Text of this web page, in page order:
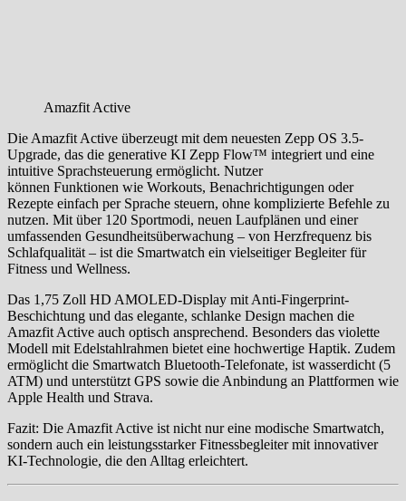
Amazfit Active
Die Amazfit Active überzeugt mit dem neuesten Zepp OS 3.5-
Upgrade, das die generative KI Zepp Flow™ integriert und eine
intuitive Sprachsteuerung ermöglicht. Nutzer
können Funktionen wie Workouts, Benachrichtigungen oder
Rezepte einfach per Sprache steuern, ohne komplizierte Befehle zu
nutzen. Mit über 120 Sportmodi, neuen Laufplänen und einer
umfassenden Gesundheitsüberwachung – von Herzfrequenz bis
Schlafqualität – ist die Smartwatch ein vielseitiger Begleiter für
Fitness und Wellness.
Das 1,75 Zoll HD AMOLED-Display mit Anti-Fingerprint-
Beschichtung und das elegante, schlanke Design machen die
Amazfit Active auch optisch ansprechend. Besonders das violette
Modell mit Edelstahlrahmen bietet eine hochwertige Haptik. Zudem
ermöglicht die Smartwatch Bluetooth-Telefonate, ist wasserdicht (5
ATM) und unterstützt GPS sowie die Anbindung an Plattformen wie
Apple Health und Strava.
Fazit: Die Amazfit Active ist nicht nur eine modische Smartwatch,
sondern auch ein leistungsstarker Fitnessbegleiter mit innovativer
KI-Technologie, die den Alltag erleichtert.